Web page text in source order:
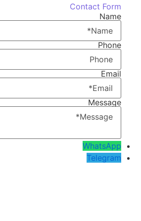
Contact Form
Name
Phone
Email
Message
WhatsApp
Telegram